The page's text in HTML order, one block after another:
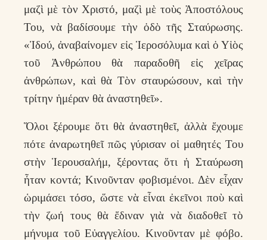
μαζὶ μὲ τὸν Χριστό, μαζὶ μὲ τοὺς Ἀποστόλους
Του, νὰ βαδίσουμε τὴν ὁδὸ τῆς Σταύρωσης.
«Ἰδού, ἀναβαίνομεν εἰς Ἱεροσόλυμα καὶ ὁ Υἱὸς
τοῦ Ἀνθρώπου θὰ παραδοθῆ εἰς χεῖρας
ἀνθρώπων, καὶ θὰ Τὸν σταυρώσουν, καὶ τὴν
τρίτην ἡμέραν θὰ ἀναστηθεῖ».
Ὅλοι ξέρουμε ὅτι θὰ ἀναστηθεῖ, ἀλλὰ ἔχουμε
πότε ἀναρωτηθεῖ πῶς γύρισαν οἱ μαθητές Του
στὴν Ἱερουσαλήμ, ξέροντας ὅτι ἡ Σταύρωση
ἦταν κοντά; Κινοῦνταν φοβισμένοι. Δὲν εἶχαν
ὡριμάσει τόσο, ὥστε νὰ εἶναι ἐκεῖνοι ποὺ καὶ
τὴν ζωή τους θὰ ἔδιναν γιὰ νὰ διαδοθεῖ τὸ
μήνυμα τοῦ Εὐαγγελίου. Κινοῦνταν μὲ φόβο.